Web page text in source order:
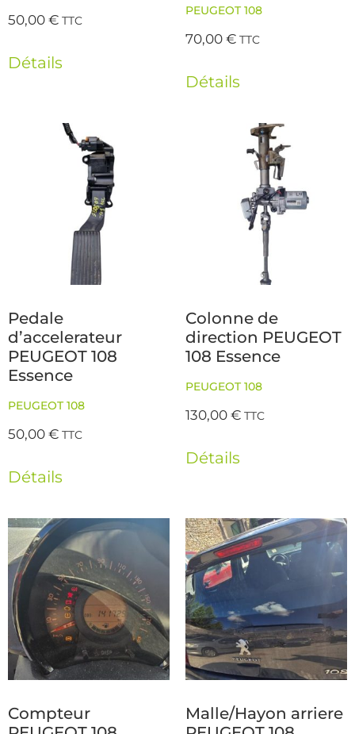
50,00€ TTC
Détails
PEUGEOT 108
70,00€ TTC
Détails
Pedale
d’accelerateur
PEUGEOT 108
Essence
PEUGEOT 108
50,00€ TTC
Détails
Colonne de
direction PEUGEOT
108 Essence
PEUGEOT 108
130,00€ TTC
Détails
Compteur
Malle/Hayon arriere